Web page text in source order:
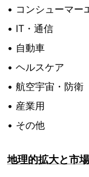
• コンシューマー
• IT・通信
• 自動車
• ヘルスケア
• 航空宇宙・防衛
• 産業用
• その他
地理的拡大と市